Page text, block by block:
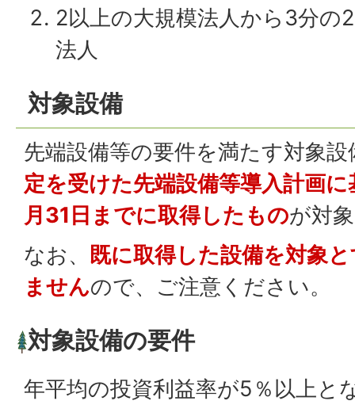
2以上の大規模法人から3分の
法人
対象設備
先端設備等の要件を満たす対象
定を受けた先端設備等導入計画
月31日までに取得したものが対
なお、 既に取得した設備を対象
ませんので、ご注意ください。
対象設備の要件
年平均の投資利益率が5％以上と